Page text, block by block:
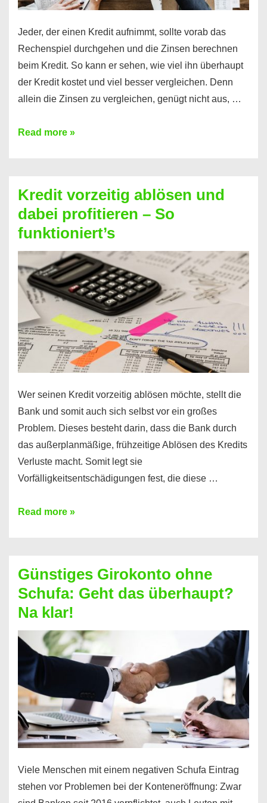
Jeder, der einen Kredit aufnimmt, sollte vorab das
Rechenspiel durchgehen und die Zinsen berechnen
beim Kredit. So kann er sehen, wie viel ihn überhaupt
der Kredit kostet und viel besser vergleichen. Denn
allein die Zinsen zu vergleichen, genügt nicht aus, …
Ganz
Kredit
berechnen
–
Mit
diesen
Regeln!
Read more »
Kredit vorzeitig ablösen und
dabei profitieren – So
funktioniert’s
Wer seinen Kredit vorzeitig ablösen möchte, stellt die
Bank und somit auch sich selbst vor ein großes
Problem. Dieses besteht darin, dass die Bank durch
das außerplanmäßige, frühzeitige Ablösen des Kredits
Verluste macht. Somit legt sie
Vorfälligkeitsentschädigungen fest, die diese …
Kredit
dabei
profitieren
–
So
funktioniert’s
Read more »
Günstiges Girokonto ohne
Schufa: Geht das überhaupt?
Na klar!
Viele Menschen mit einem negativen Schufa Eintrag
stehen vor Problemen bei der Konteneröffnung: Zwar